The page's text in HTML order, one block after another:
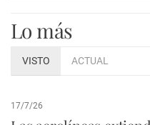
Lo más
VISTO ACTUAL
17/7/26